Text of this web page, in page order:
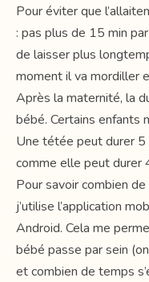
Pour éviter que
: pas plus de 15 min
de laisser plus
moment il va mordiller
Après la maternité, la
bébé. Certains enfants
Une tétée peut durer
comme elle peut durer
Pour savoir combien
j’utilise l’application
Android. Cela me
bébé passe par sein
et combien de temps